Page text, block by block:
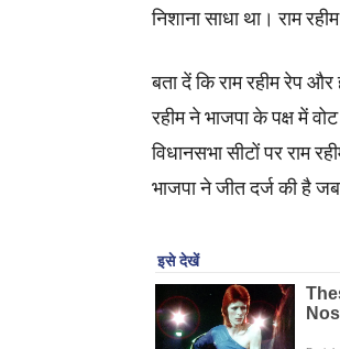
निशाना साधा था। राम
बता दें कि राम रहीम रेप
रहीम ने भाजपा के पक्ष में
विधानसभा सीटों पर राम
भाजपा ने जीत दर्ज की है